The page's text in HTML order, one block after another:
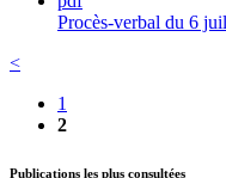
Procès-verbal du 6
<
1
2
Publications les plus consultées